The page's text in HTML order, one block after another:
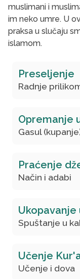
muslimani i
im neko umre. U
praksa u slučaju
islamom.
Preseljenje
Radnje
Opremanje
Gasul
Praćenje
Način i adabi
Spuštanje u
Učenje
Učenje i dova